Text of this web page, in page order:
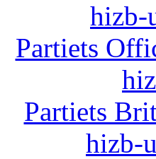
hizb-
Partiets
Partiets
hizb-